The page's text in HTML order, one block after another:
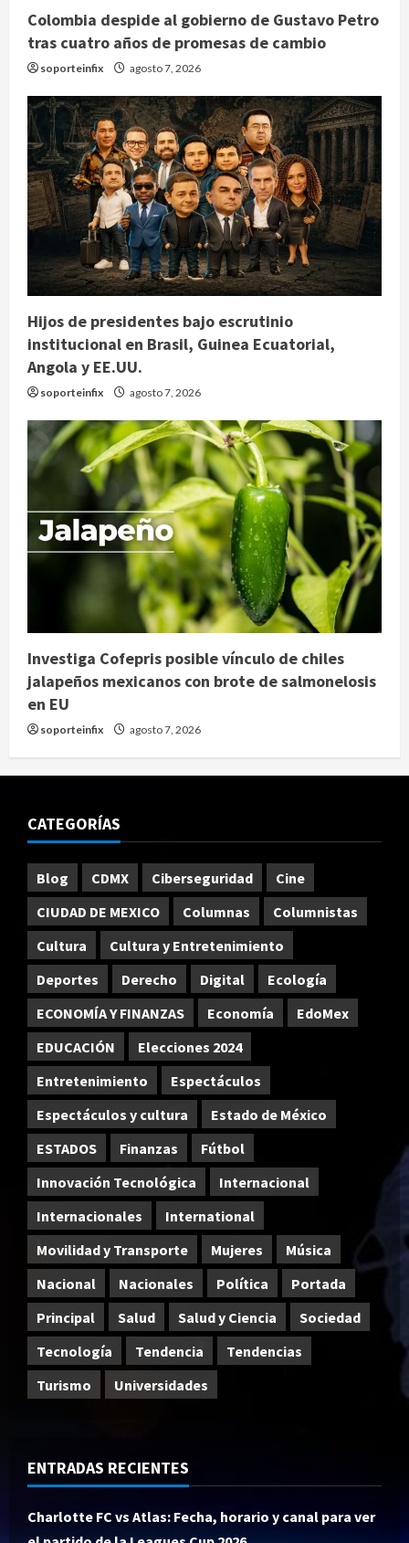
Colombia despide al gobierno de Gustavo Petro
tras cuatro años de promesas de cambio
soporteinfix agosto 7, 2026
Hijos de presidentes bajo escrutinio
institucional en Brasil, Guinea Ecuatorial,
Angola y EE.UU.
soporteinfix agosto 7, 2026
Investiga Cofepris posible vínculo de chiles
jalapeños mexicanos con brote de salmonelosis
en EU
soporteinfix agosto 7, 2026
CATEGORÍAS
Blog CDMX Ciberseguridad
Cine
CIUDAD DE MEXICO
Columnas
Columnistas
Cultura
Cultura y Entretenimiento
Deportes
Derecho Digital
Ecología
ECONOMÍA Y FINANZAS
Economía
EdoMex
EDUCACIÓN
Elecciones 2024
Entretenimiento
Espectáculos
Espectáculos y cultura
Estado de México
ESTADOS
Finanzas
Fútbol
Innovación Tecnológica
Internacional
Internacionales
International
Movilidad y Transporte
Mujeres
Música
Nacional
Nacionales Política
Portada
Principal
Salud Salud y Ciencia
Sociedad
Tecnología
Tendencia
Tendencias
Turismo
Universidades
ENTRADAS RECIENTES
Charlotte FC vs Atlas: Fecha, horario y canal para ver